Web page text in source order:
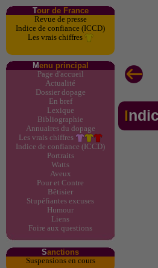
Tour de France
Revue de presse
Indice de confiance (ICCD)
Les vrais chiffres
Menu principal
Page d'accueil
Actualité
Dossier dopage
En bref
Lexique
Bibliographie
Annuaires du dopage
Les vrais chiffres
Indice de confiance (ICCD)
Portraits
Watts
Aveux
Pour et Contre
Bêtisier
Stupéfiantes excuses
Humour
Liens
Foire aux questions
Sanctions
Suspensions en cours